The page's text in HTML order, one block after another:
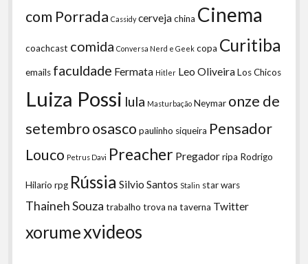
com Porrada Cassidy cervejachina Cinema
coachcast comida Conversa Nerd e Geek copa Curitiba
emails faculdade Fermata Hitler Leo OliveiraLos Chicos
Luiza Possi lula Masturbação Neymar onze de
setembroosasco paulinho siqueira Pensador
Louco Petrus Davi Preacher Pregadorripa Rodrigo
Hilario rpg Rússia Silvio Santos Stalin star wars
Thaineh Souza trabalho trova na taverna Twitter
xorumexvideos